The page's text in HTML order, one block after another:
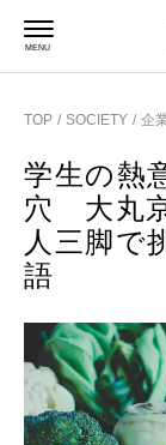
MENU
TOP SOCIETY 企
学生の熱
穴 大丸
人三脚で
語